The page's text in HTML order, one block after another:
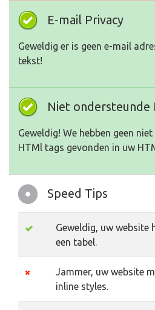
E-mail Privacy
Geweldig er is geen e-mail
tekst!
Niet ondersteunde
Geweldig! We hebben geen
HTMl tags gevonden in uw
Speed Tips
Geweldig, uw website
een tabel.
Jammer, uw website
inline styles.